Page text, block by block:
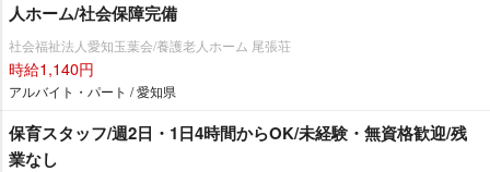
人ホーム/社会保障完備
社会福祉法人愛知玉葉会/養護老人ホーム 尾張荘
時給1,140円
アルバイト・パート / 愛知県
保育スタッフ/週2日・1日4時間からOK/未経験・無資格歓迎/残
業なし